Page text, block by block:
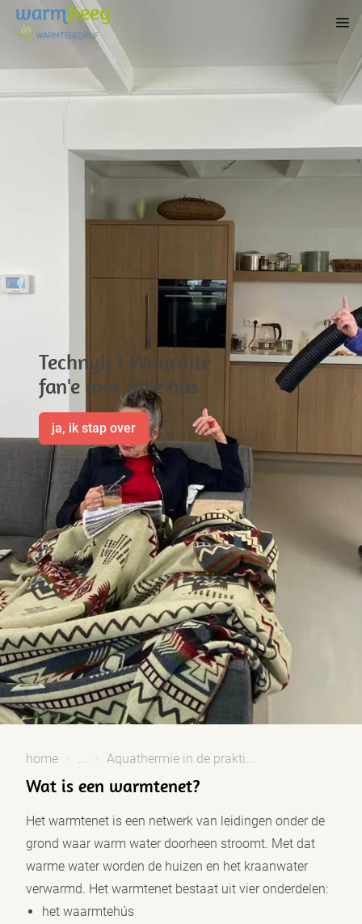
Technyk | Waarmte
fan'e mar yn'e hús
ja, ik stap over
home Aquathermie in de prakti...
...
Wat is een warmtenet?
Het warmtenet is een netwerk van leidingen onder de
grond waar warm water doorheen stroomt. Met dat
warme water worden de huizen en het kraanwater
verwarmd. Het warmtenet bestaat uit vier onderdelen:
het waarmtehús